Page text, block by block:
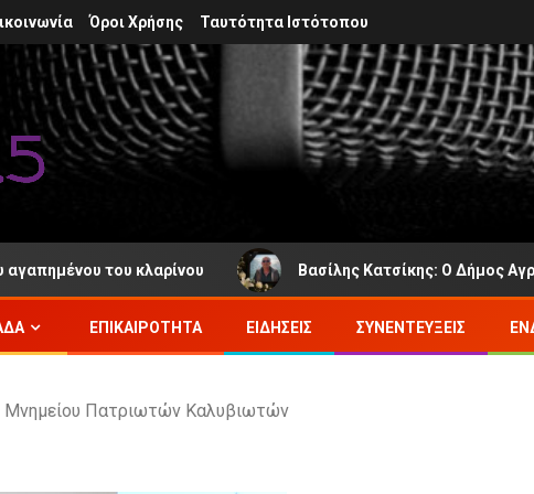
Όροι Χρήσης Ταυτότητα Ιστότοπου
κλαρίνου Βασίλης Κατσίκης: Ο Δήμος Αγράφων πενθεί
ΕΠΙΚΑΙΡΌΤΗΤΑ ΕΙΔΉΣΕΙΣ ΣΥΝΕΝΤΕΎΞΕΙΣ
Μνημείου Πατριωτών Καλυβιωτών